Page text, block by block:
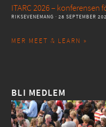
ITARC 2026 – konferensen
RIKSEVENEMANG · 28 SEPTEMBER
MER MEET & LEARN »
BLI MEDLEM